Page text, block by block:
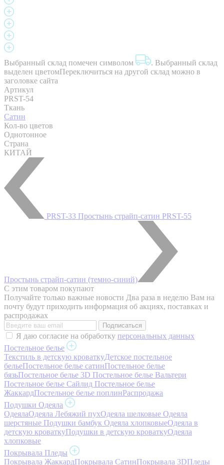
Выбранный склад помечен символом . Выбранный склад
выделен цветомПереключиться на другой склад можно в
заголовке сайта
Артикул
PRST-54
Ткань
Сатин
Кол-во цветов
Однотонное
Страна
КИТАЙ
PRST-33 Простынь страйп-сатин PRST-55
Простынь страйп-сатин (темно-синий)
С этим товаром покупают
Получайте только важные новости Два раза в неделю Вам на
почту будут приходить информация об акциях, поставках и
распродажах
Я даю согласие на обработку персональных данных
Постельное белье
Текстиль в детскую кроваткуДетское постельное
бельеПостельное белье сатинПостельное белье
бязьПостельное белье 3D Постельное белье Вальтери
Постельное белье Сайлид Постельное белье
ЖаккардПостельное белье поплинРаспродажа
Подушки Одеяла
ОдеялаОдеяла Лебяжий пухОдеяла шелковые Одеяла
шерстяные Подушки бамбук Одеяла хлопковыеОдеяла в
детскую кроваткуПодушки в детскую кроваткуОдеяла
хлопковые
Покрывала Пледы
Покрывала ЖаккардПокрывала СатинПокрывала 3DПледы